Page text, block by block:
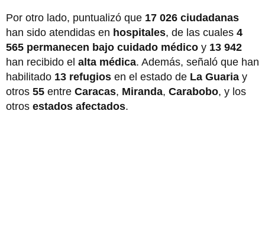
Por otro lado, puntualizó que 17 026 ciudadanas
han sido atendidas en hospitales, de las cuales 4
565 permanecen bajo cuidado médico y 13 942
han recibido el alta médica. Además, señaló que han
habilitado 13 refugios en el estado de La Guaria y
otros 55 entre Caracas, Miranda, Carabobo, y los
otros estados afectados.